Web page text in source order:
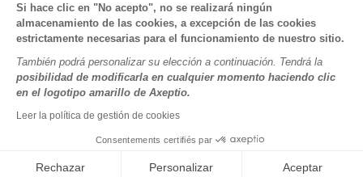
Si hace clic en "No acepto", no se realizará ningún
almacenamiento de las cookies, a excepción de las cookies
estrictamente necesarias para el funcionamiento de nuestro sitio.
También podrá personalizar su elección a continuación. Tendrá la
posibilidad de modificarla en cualquier momento haciendo clic
en el logotipo amarillo de Axeptio.
Leer la política de gestión de cookies
Consentements certifiés par
Rechazar Personalizar Aceptar
Actividades infantiles para descargar
Copyright © 2026 Janod - Todos los derechos reservados -
Menciones Legales